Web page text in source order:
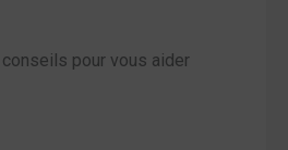
pour vous aider